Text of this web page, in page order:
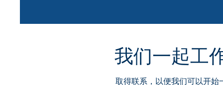
我们一起工
取得联系，以便我们可以开始